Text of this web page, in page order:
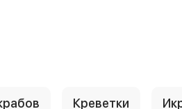
Креветки